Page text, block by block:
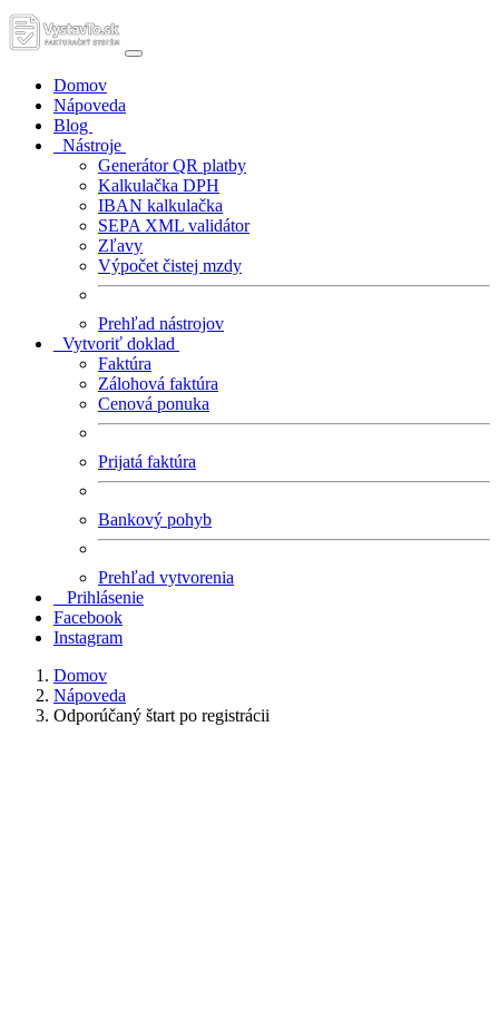
Domov
Nápoveda
Blog
Nástroje
Generátor QR platby
Kalkulačka DPH
IBAN kalkulačka
SEPA XML validátor
Zľavy
Výpočet čistej mzdy
Prehľad nástrojov
Vytvoriť doklad
Faktúra
Zálohová faktúra
Cenová ponuka
Prijatá faktúra
Bankový pohyb
Prehľad vytvorenia
Prihlásenie
Facebook
Instagram
Domov
Nápoveda
Odporúčaný štart po registrácii